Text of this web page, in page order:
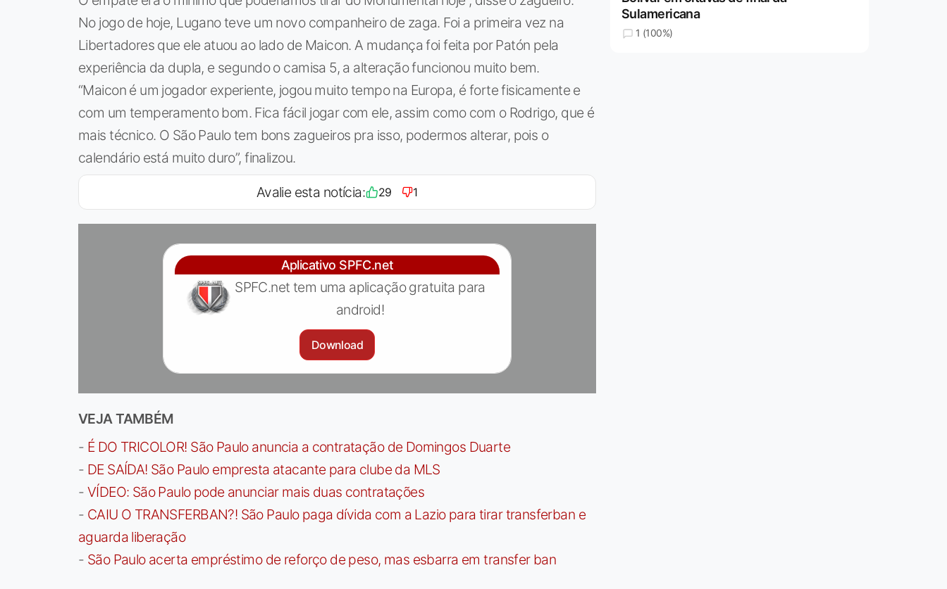
No jogo de hoje, Lugano teve um novo companheiro de zaga. Foi a primeira vez na
Libertadores que ele atuou ao lado de Maicon. A mudança foi feita por Patón pela
experiência da dupla, e segundo o camisa 5, a alteração funcionou muito bem.
“Maicon é um jogador experiente, jogou muito tempo na Europa, é forte fisicamente e
com um temperamento bom. Fica fácil jogar com ele, assim como com o Rodrigo, que é
mais técnico. O São Paulo tem bons zagueiros pra isso, podermos alterar, pois o
calendário está muito duro”, finalizou.
Avalie esta notícia: 29 1
Aplicativo SPFC.net
SPFC.net tem uma aplicação gratuita para
android!
Download
VEJA TAMBÉM
- É DO TRICOLOR! São Paulo anuncia a contratação de Domingos Duarte
- DE SAÍDA! São Paulo empresta atacante para clube da MLS
- VÍDEO: São Paulo pode anunciar mais duas contratações
- CAIU O TRANSFERBAN?! São Paulo paga dívida com a Lazio para tirar transferban e
aguarda liberação
- São Paulo acerta empréstimo de reforço de peso, mas esbarra em transfer ban
Sulamericana
1 (100%)